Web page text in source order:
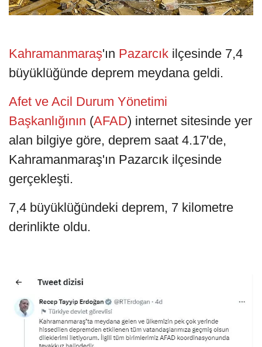
Kahramanmaraş'ın Pazarcık ilçesinde 7,4
büyüklüğünde deprem meydana geldi.
Afet ve Acil Durum Yönetimi
Başkanlığının (AFAD) internet sitesinde yer
alan bilgiye göre, deprem saat 4.17'de,
Kahramanmaraş'ın Pazarcık ilçesinde
gerçekleşti.
7,4 büyüklüğündeki deprem, 7 kilometre
derinlikte oldu.